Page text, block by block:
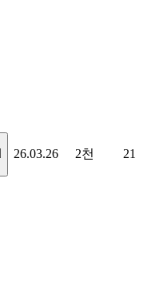
26.03.26 2천 21